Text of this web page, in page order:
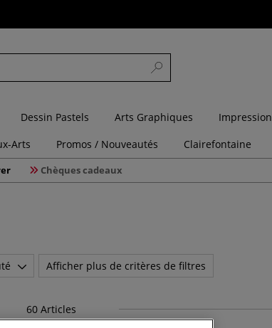
Dessin Pastels Arts Graphiques Impression
Arts Promos / Nouveautés Clairefontaine
Chèques cadeaux
Afficher plus de critères de filtres
60 Articles